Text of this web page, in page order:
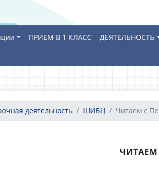
ПРИЕМ В 1 КЛАСС ДЕЯТЕЛЬНОСТЬ
деятельность ШИБЦ Читаем с
ЧИТАЕМ